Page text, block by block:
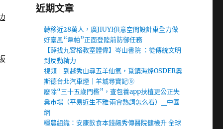
近期文章
轉移近28萬人，廣JIUYI俱意空間設計東全力做
好臺風“韋帕”正面登陸前防御任務
【薛找九宮格教室體偉】岑山書院 ：從傳統文明
到反動精力
視頻｜到越秀山尋五羊仙氣，覓鎮海烽OSDER奧
斯德台北汽車煙｜羊城尋寶記⑨
廢除“三十五歲門檻”，查包養app扶植更公正失
業市場（平易近生不雅·兩會熱詞怎么看）_中國
網
糧農組織：安康飲食本錢飆秀傳醫院健檢升 全球